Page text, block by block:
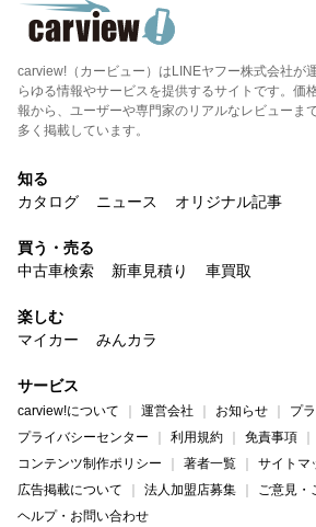
carview!（カービュー）はLINEヤフー株式会社が
らゆる情報やサービスを提供するサイトです。価
報から、ユーザーや専門家のリアルなレビューま
多く掲載しています。
知る
カタログ
ニュース オリジナル記事
買う・売る
中古車検索
新車見積り 車買取
楽しむ
マイカー
みんカラ
サービス
carview!について 運営会社 お知らせ
プ
プライバシーセンター
利用規約
免責事項
コンテンツ制作ポリシー
著者一覧
サイトマ
広告掲載について
法人加盟店募集
ご意見・
ヘルプ・お問い合わせ